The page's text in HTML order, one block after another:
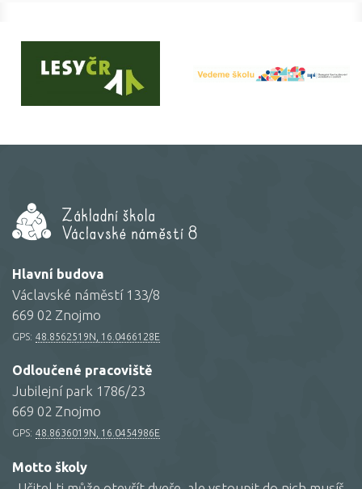
Hlavní budova
Václavské náměstí 133/8
669 02 Znojmo
GPS: 48.8562519N, 16.0466128E
Odloučené pracoviště
Jubilejní park 1786/23
669 02 Znojmo
GPS: 48.8636019N, 16.0454986E
Motto školy